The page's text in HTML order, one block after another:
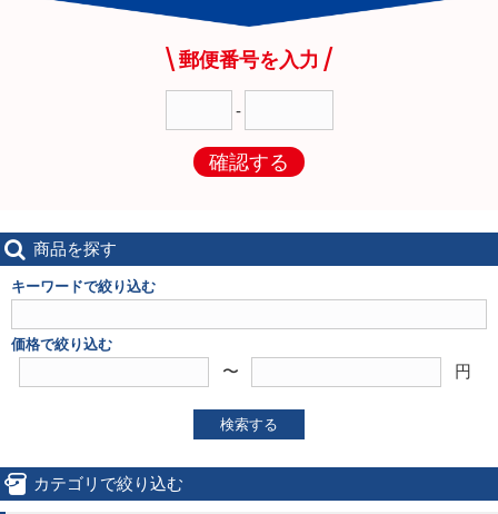
郵便番号を入力
-
確認する
商品を探す
キーワードで絞り込む
価格で絞り込む
〜 円
検索する
カテゴリで絞り込む